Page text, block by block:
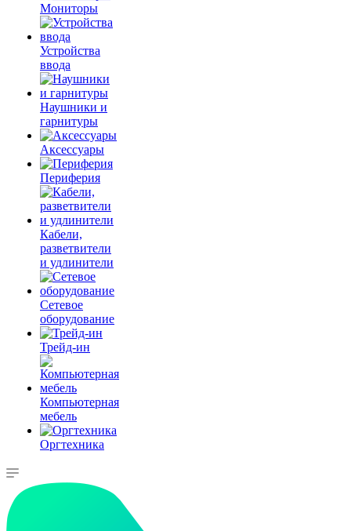
Мониторы
Устройства
ввода
Наушники и
гарнитуры
Аксессуары
Периферия
Кабели,
разветвители
и удлинители
Сетевое
оборудование
Трейд-ин
Компьютерная
мебель
Оргтехника